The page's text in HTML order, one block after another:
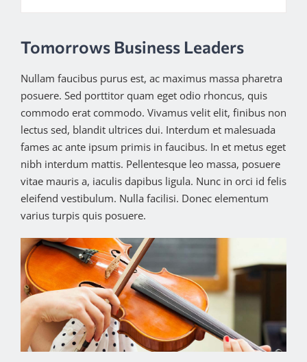
Tomorrows Business Leaders
Nullam faucibus purus est, ac maximus massa pharetra
posuere. Sed porttitor quam eget odio rhoncus, quis
commodo erat commodo. Vivamus velit elit, finibus non
lectus sed, blandit ultrices dui. Interdum et malesuada
fames ac ante ipsum primis in faucibus. In et metus eget
nibh interdum mattis. Pellentesque leo massa, posuere
vitae mauris a, iaculis dapibus ligula. Nunc in orci id felis
eleifend vestibulum. Nulla facilisi. Donec elementum
varius turpis quis posuere.